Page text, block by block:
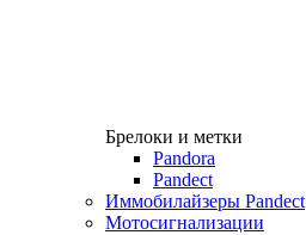
Брелоки и метки
Pandora
Pandect
Иммобилайзеры Pandect
Мотосигнализации